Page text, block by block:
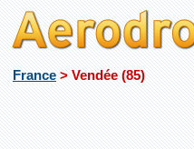
France> Vendée (85)